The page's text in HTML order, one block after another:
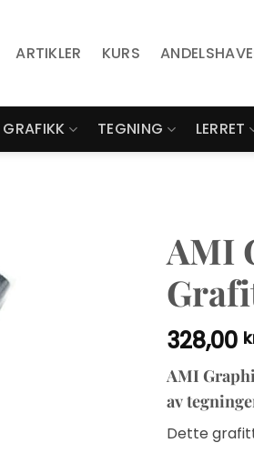
ARTIKLER KURS
GRAFIKK TEGNING LERRET
AMI
328,00
AMI
av
Dette